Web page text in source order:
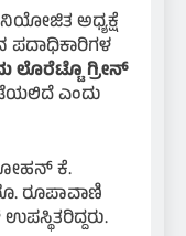
ಅಧ್ಯಕ್ಷೆ
ಪದಾಧಿಕಾರಿಗಳ
ಲೊರೆಟ್ಟೊ ಗ್ರೀನ್
ಎಂದು
ಕೆ.
ರೂಪಾವಾಣಿ